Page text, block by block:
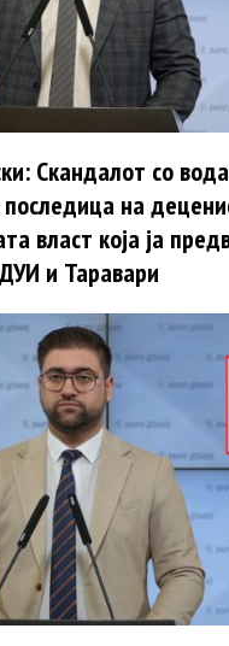
Скандалот со
последица на
власт која ја
и Таравари